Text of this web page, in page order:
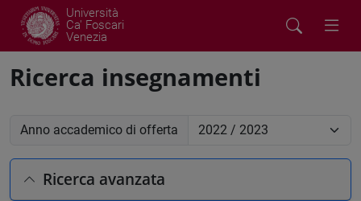
Università
Ca' Foscari
Venezia
Ricerca insegnamenti
Anno accademico di offerta
Ricerca avanzata